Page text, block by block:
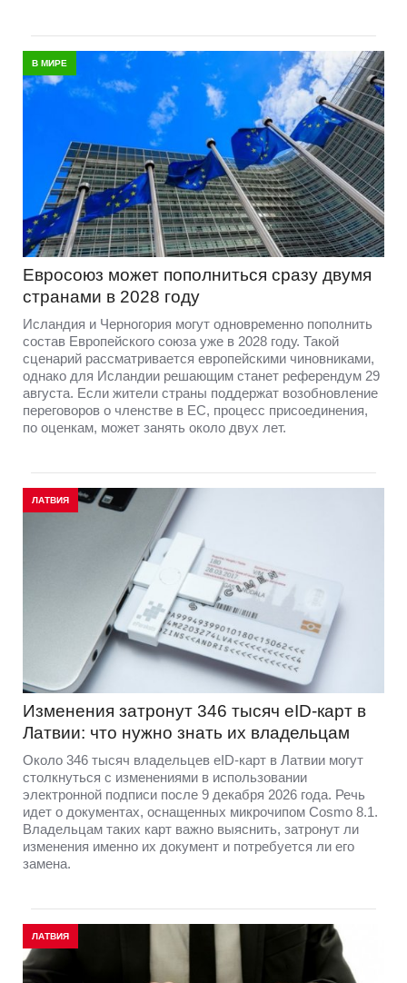
В МИРЕ
Евросоюз может пополниться сразу двумя
странами в 2028 году
Исландия и Черногория могут одновременно пополнить
состав Европейского союза уже в 2028 году. Такой
сценарий рассматривается европейскими чиновниками,
однако для Исландии решающим станет референдум 29
августа. Если жители страны поддержат возобновление
переговоров о членстве в ЕС, процесс присоединения,
по оценкам, может занять около двух лет.
ЛАТВИЯ
Изменения затронут 346 тысяч eID-карт в
Латвии: что нужно знать их владельцам
Около 346 тысяч владельцев eID-карт в Латвии могут
столкнуться с изменениями в использовании
электронной подписи после 9 декабря 2026 года. Речь
идет о документах, оснащенных микрочипом Cosmo 8.1.
Владельцам таких карт важно выяснить, затронут ли
изменения именно их документ и потребуется ли его
замена.
ЛАТВИЯ